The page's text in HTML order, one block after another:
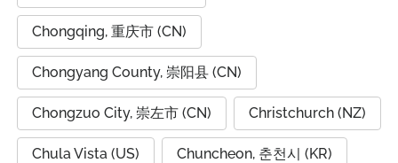
Chongqing, 重庆市 (CN)
Chongyang County, 崇阳县 (CN)
Chongzuo City, 崇左市 (CN) Christchurch (NZ)
Chula Vista (US) Chuncheon, 춘천시 (KR)